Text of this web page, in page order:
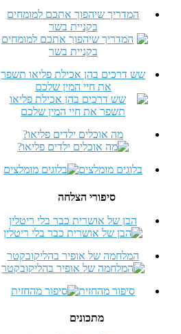
המדריך שיהפוך אתכם למומחים
בקניית בשר
שש דרכים בהן אכילת פליאו תשפר
את חיי המין שלכם
מה אוכלים ילדים פליאו?
בלוגים מומלצים
סיפורי הצלחה
הבן של אושרית כבר בלי ריטלין
המלחמה של אופיר בהליקובקטר
סיפור מהחזית
מתכונים